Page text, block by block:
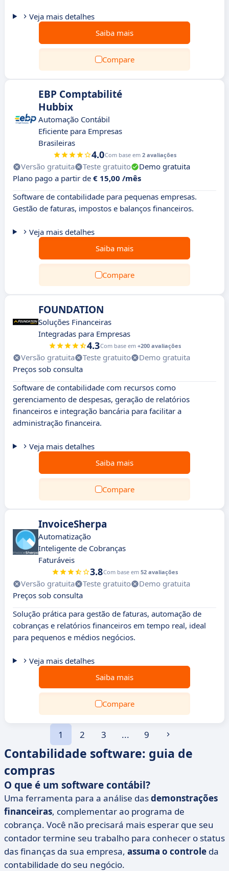
Veja mais detalhes
Saiba mais
Compare
EBP Comptabilité
Hubbix
Automação Contábil
Eficiente para Empresas
Brasileiras
4.0Com base em 2 avaliações
Versão gratuita Teste gratuito
Demo gratuita
Plano pago a partir de € 15,00 /mês
Software de contabilidade para pequenas empresas.
Gestão de faturas, impostos e balanços financeiros.
Veja mais detalhes
Saiba mais
Compare
FOUNDATION
Soluções Financeiras
Integradas para Empresas
4.3Com base em +200 avaliações
Versão gratuita Teste gratuito
Demo gratuita
Preços sob consulta
Software de contabilidade com recursos como
gerenciamento de despesas, geração de relatórios
financeiros e integração bancária para facilitar a
administração financeira.
Veja mais detalhes
Saiba mais
Compare
InvoiceSherpa
Automatização
Inteligente de Cobranças
Faturáveis
3.8Com base em 52 avaliações
Versão gratuita Teste gratuito
Demo gratuita
Preços sob consulta
Solução prática para gestão de faturas, automação de
cobranças e relatórios financeiros em tempo real, ideal
para pequenos e médios negócios.
Veja mais detalhes
Saiba mais
Compare
1 2 3 ... 9
Contabilidade software: guia de
compras
O que é um software contábil?
Uma ferramenta para a análise dasdemonstrações
financeiras, complementar ao programa de
cobrança. Você não precisará mais esperar que seu
contador termine seu trabalho para conhecer o status
das finanças da sua empresa, assuma o controle da
contabilidade do seu negócio.